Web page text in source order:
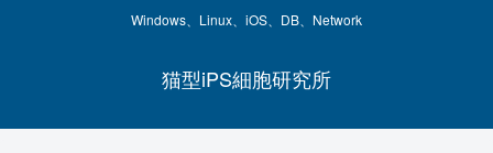
Windows、Linux、iOS、DB、Network
猫型iPS細胞研究所